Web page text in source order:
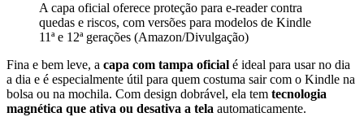
A capa oficial oferece proteção para e-reader contra
quedas e riscos, com versões para modelos de Kindle
11ª e 12ª gerações (Amazon/Divulgação)
Fina e bem leve, a capa com tampa oficial é ideal para usar no dia
a dia e é especialmente útil para quem costuma sair com o Kindle na
bolsa ou na mochila. Com design dobrável, ela tem tecnologia
magnética que ativa ou desativa a tela automaticamente.